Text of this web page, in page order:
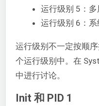
运行级别 5：
运行级别 6：系
运行级别不一定按顺
个运行级别中。在
中进行讨论。
Init 和 PID 1